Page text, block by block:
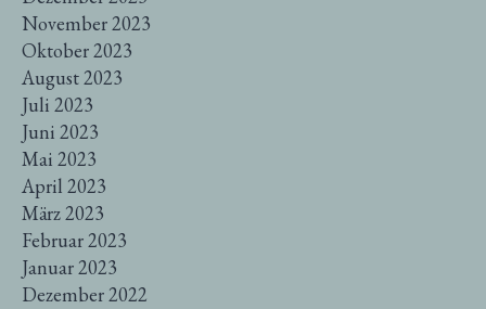
November 2023
Oktober 2023
August 2023
Juli 2023
Juni 2023
Mai 2023
April 2023
März 2023
Februar 2023
Januar 2023
Dezember 2022